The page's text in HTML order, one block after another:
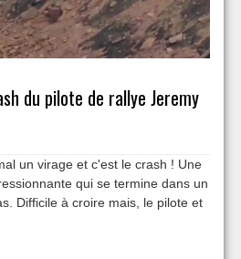
du pilote de rallye Jeremy
un virage et c'est le crash ! Une
qui se termine dans un
Difficile à croire mais, le pilote et